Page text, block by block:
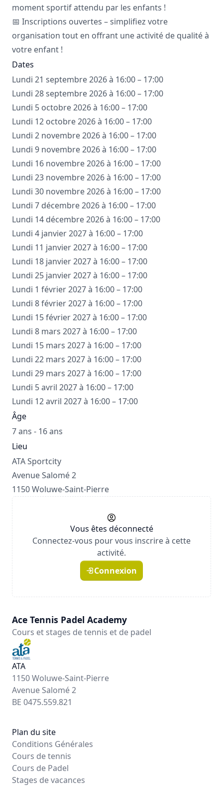
moment sportif attendu par les enfants !
📅 Inscriptions ouvertes – simplifiez votre
organisation tout en offrant une activité de qualité à
votre enfant !
Dates
Lundi 21 septembre 2026 à 16:00 – 17:00
Lundi 28 septembre 2026 à 16:00 – 17:00
Lundi 5 octobre 2026 à 16:00 – 17:00
Lundi 12 octobre 2026 à 16:00 – 17:00
Lundi 2 novembre 2026 à 16:00 – 17:00
Lundi 9 novembre 2026 à 16:00 – 17:00
Lundi 16 novembre 2026 à 16:00 – 17:00
Lundi 23 novembre 2026 à 16:00 – 17:00
Lundi 30 novembre 2026 à 16:00 – 17:00
Lundi 7 décembre 2026 à 16:00 – 17:00
Lundi 14 décembre 2026 à 16:00 – 17:00
Lundi 4 janvier 2027 à 16:00 – 17:00
Lundi 11 janvier 2027 à 16:00 – 17:00
Lundi 18 janvier 2027 à 16:00 – 17:00
Lundi 25 janvier 2027 à 16:00 – 17:00
Lundi 1 février 2027 à 16:00 – 17:00
Lundi 8 février 2027 à 16:00 – 17:00
Lundi 15 février 2027 à 16:00 – 17:00
Lundi 8 mars 2027 à 16:00 – 17:00
Lundi 15 mars 2027 à 16:00 – 17:00
Lundi 22 mars 2027 à 16:00 – 17:00
Lundi 29 mars 2027 à 16:00 – 17:00
Lundi 5 avril 2027 à 16:00 – 17:00
Lundi 12 avril 2027 à 16:00 – 17:00
Âge
7 ans - 16 ans
Lieu
ATA Sportcity
Avenue Salomé 2
1150 Woluwe-Saint-Pierre
Vous êtes déconnecté
Connectez-vous pour vous inscrire à cette
activité.
Connexion
Ace Tennis Padel Academy
Cours et stages de tennis et de padel
ATA
1150 Woluwe-Saint-Pierre
Avenue Salomé 2
BE 0475.559.821
Plan du site
Conditions Générales
Cours de tennis
Cours de Padel
Stages de vacances